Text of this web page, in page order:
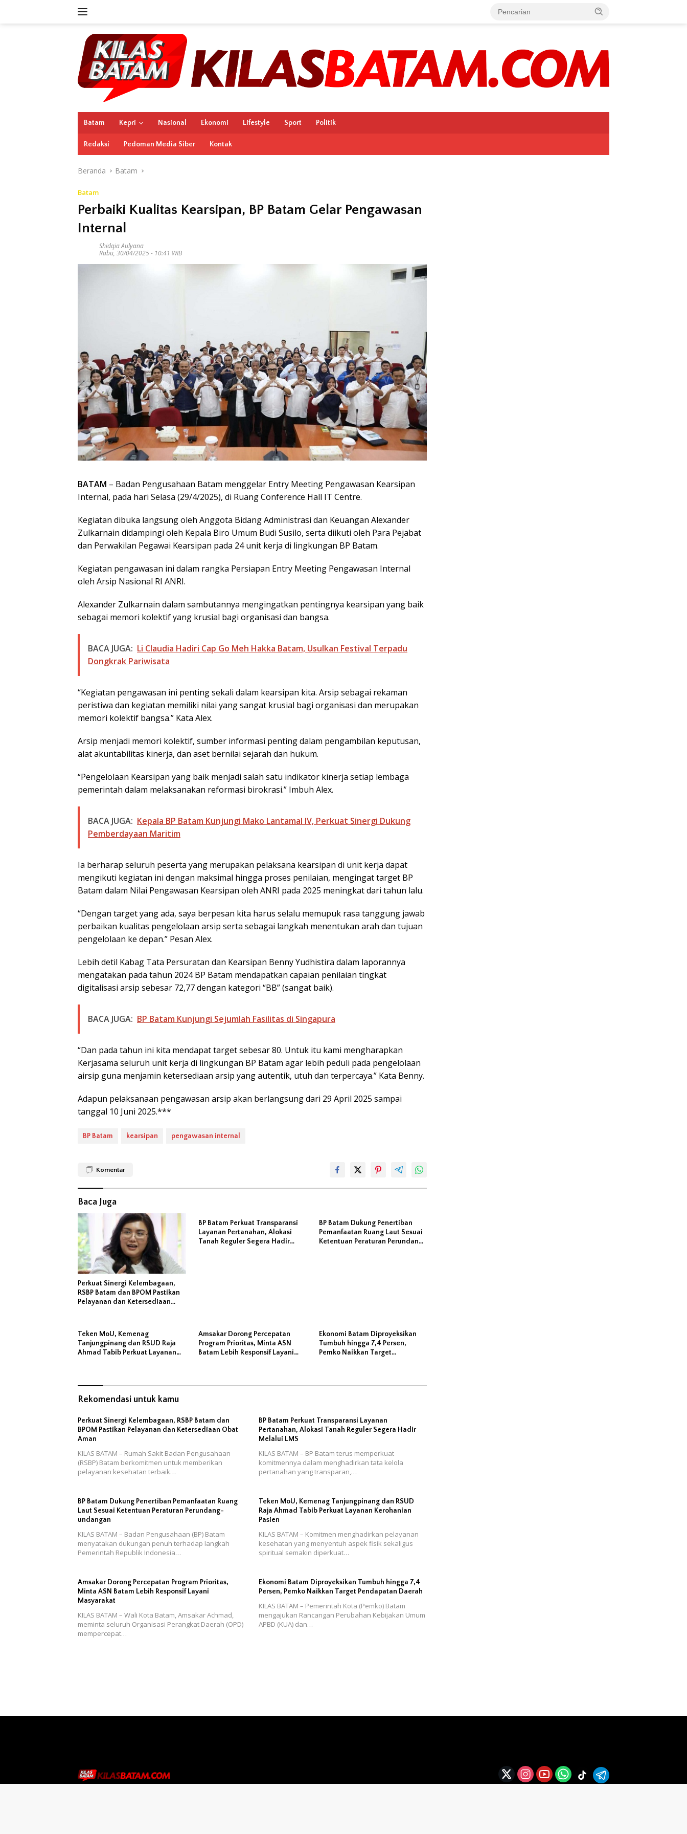
Batam Kepri Nasional Ekonomi Lifestyle Sport Politik
Redaksi Pedoman Media Siber Kontak
Beranda Batam
Batam
Perbaiki Kualitas Kearsipan, BP Batam Gelar Pengawasan
Internal
Shidqia Aulyana
Rabu, 30/04/2025 - 10:41 WIB
BATAM – Badan Pengusahaan Batam menggelar Entry Meeting Pengawasan Kearsipan
Internal, pada hari Selasa (29/4/2025), di Ruang Conference Hall IT Centre.
Kegiatan dibuka langsung oleh Anggota Bidang Administrasi dan Keuangan Alexander
Zulkarnain didampingi oleh Kepala Biro Umum Budi Susilo, serta diikuti oleh Para Pejabat
dan Perwakilan Pegawai Kearsipan pada 24 unit kerja di lingkungan BP Batam.
Kegiatan pengawasan ini dalam rangka Persiapan Entry Meeting Pengawasan Internal
oleh Arsip Nasional RI ANRI.
Alexander Zulkarnain dalam sambutannya mengingatkan pentingnya kearsipan yang baik
sebagai memori kolektif yang krusial bagi organisasi dan bangsa.
BACA JUGA: Li Claudia Hadiri Cap Go Meh Hakka Batam, Usulkan Festival Terpadu
Dongkrak Pariwisata
“Kegiatan pengawasan ini penting sekali dalam kearsipan kita. Arsip sebagai rekaman
peristiwa dan kegiatan memiliki nilai yang sangat krusial bagi organisasi dan merupakan
memori kolektif bangsa.” Kata Alex.
Arsip menjadi memori kolektif, sumber informasi penting dalam pengambilan keputusan,
alat akuntabilitas kinerja, dan aset bernilai sejarah dan hukum.
“Pengelolaan Kearsipan yang baik menjadi salah satu indikator kinerja setiap lembaga
pemerintah dalam melaksanakan reformasi birokrasi.” Imbuh Alex.
BACA JUGA: Kepala BP Batam Kunjungi Mako Lantamal IV, Perkuat Sinergi Dukung
Pemberdayaan Maritim
Ia berharap seluruh peserta yang merupakan pelaksana kearsipan di unit kerja dapat
mengikuti kegiatan ini dengan maksimal hingga proses penilaian, mengingat target BP
Batam dalam Nilai Pengawasan Kearsipan oleh ANRI pada 2025 meningkat dari tahun lalu.
“Dengan target yang ada, saya berpesan kita harus selalu memupuk rasa tanggung jawab
perbaikan kualitas pengelolaan arsip serta sebagai langkah menentukan arah dan tujuan
pengelolaan ke depan.” Pesan Alex.
Lebih detil Kabag Tata Persuratan dan Kearsipan Benny Yudhistira dalam laporannya
mengatakan pada tahun 2024 BP Batam mendapatkan capaian penilaian tingkat
digitalisasi arsip sebesar 72,77 dengan kategori “BB” (sangat baik).
BACA JUGA: BP Batam Kunjungi Sejumlah Fasilitas di Singapura
“Dan pada tahun ini kita mendapat target sebesar 80. Untuk itu kami mengharapkan
Kerjasama seluruh unit kerja di lingkungan BP Batam agar lebih peduli pada pengelolaan
airsip guna menjamin ketersediaan arsip yang autentik, utuh dan terpercaya.” Kata Benny.
Adapun pelaksanaan pengawasan arsip akan berlangsung dari 29 April 2025 sampai
tanggal 10 Juni 2025.***
BP Batam kearsipan pengawasan internal
Komentar
Baca Juga
Perkuat Sinergi Kelembagaan,
RSBP Batam dan BPOM Pastikan
Pelayanan dan Ketersediaan
BP Batam Perkuat Transparansi
Layanan Pertanahan, Alokasi
Tanah Reguler Segera Hadir
BP Batam Dukung Penertiban
Pemanfaatan Ruang Laut Sesuai
Ketentuan Peraturan Perundang-
Teken MoU, Kemenag
Tanjungpinang dan RSUD Raja
Ahmad Tabib Perkuat Layanan
Amsakar Dorong Percepatan
Program Prioritas, Minta ASN
Batam Lebih Responsif Layani
Ekonomi Batam Diproyeksikan
Tumbuh hingga 7,4 Persen,
Pemko Naikkan Target
Rekomendasi untuk kamu
Perkuat Sinergi Kelembagaan, RSBP Batam dan
BPOM Pastikan Pelayanan dan Ketersediaan Obat
Aman
KILAS BATAM – Rumah Sakit Badan Pengusahaan
(RSBP) Batam berkomitmen untuk memberikan
pelayanan kesehatan terbaik…
BP Batam Perkuat Transparansi Layanan
Pertanahan, Alokasi Tanah Reguler Segera Hadir
Melalui LMS
KILAS BATAM – BP Batam terus memperkuat
komitmennya dalam menghadirkan tata kelola
pertanahan yang transparan,…
BP Batam Dukung Penertiban Pemanfaatan Ruang
Laut Sesuai Ketentuan Peraturan Perundang-
undangan
KILAS BATAM – Badan Pengusahaan (BP) Batam
menyatakan dukungan penuh terhadap langkah
Pemerintah Republik Indonesia…
Teken MoU, Kemenag Tanjungpinang dan RSUD
Raja Ahmad Tabib Perkuat Layanan Kerohanian
Pasien
KILAS BATAM – Komitmen menghadirkan pelayanan
kesehatan yang menyentuh aspek fisik sekaligus
spiritual semakin diperkuat…
Amsakar Dorong Percepatan Program Prioritas,
Minta ASN Batam Lebih Responsif Layani
Masyarakat
KILAS BATAM – Wali Kota Batam, Amsakar Achmad,
meminta seluruh Organisasi Perangkat Daerah (OPD)
mempercepat…
Ekonomi Batam Diproyeksikan Tumbuh hingga 7,4
Persen, Pemko Naikkan Target Pendapatan Daerah
KILAS BATAM – Pemerintah Kota (Pemko) Batam
mengajukan Rancangan Perubahan Kebijakan Umum
APBD (KUA) dan…